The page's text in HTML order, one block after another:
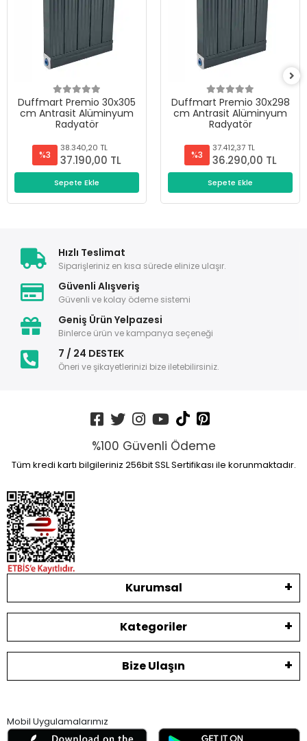
Duffmart Premio 30x305
cm Antrasit Alüminyum
Radyatör
%3
38.340,20 TL
37.190,00 TL
Sepete Ekle
Duffmart Premio 30x298
cm Antrasit Alüminyum
Radyatör
%3
37.412,37 TL
36.290,00 TL
Sepete Ekle
Hızlı Teslimat
Siparişleriniz en kısa sürede elinize ulaşır.
Güvenli Alışveriş
Güvenli ve kolay ödeme sistemi
Geniş Ürün Yelpazesi
Binlerce ürün ve kampanya seçeneği
7 / 24 DESTEK
Öneri ve şikayetlerinizi bize iletebilirsiniz.
%100 Güvenli Ödeme
Tüm kredi kartı bilgileriniz 256bit SSL Sertifikası ile korunmaktadır.
Kurumsal
Kategoriler
Bize Ulaşın
Mobil Uygulamalarımız